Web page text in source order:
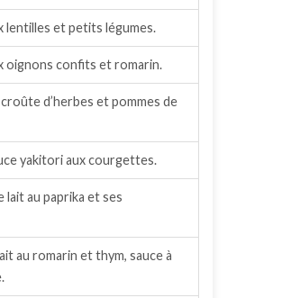
lentilles et petits légumes.
oignons confits et romarin.
croûte d’herbes et pommes de
yakitori aux courgettes.
lait au paprika et ses
au romarin et thym, sauce à